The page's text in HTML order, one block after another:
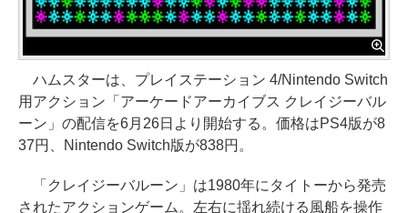
ハムスターは、プレイステーション 4/Nintendo Switch
用アクション「アーケードアーカイブス クレイジーバル
ーン」の配信を6月26日より開始する。価格はPS4版が8
37円、Nintendo Switch版が838円。
「クレイジーバルーン」は1980年にタイトーから発売
されたアクションゲーム。左右に揺れ続ける風船を操作